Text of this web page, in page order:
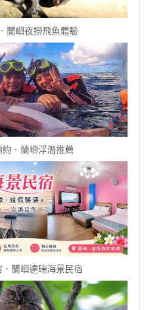
蘭嶼夜撈飛魚體驗
．蘭嶼浮潛推薦
蘭嶼達瑞海景民宿